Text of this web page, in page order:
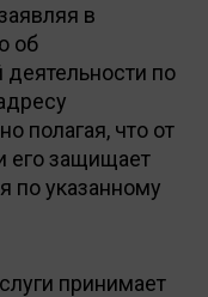
в
об
по
полагая, что от
его защищает
по указанному
принимает